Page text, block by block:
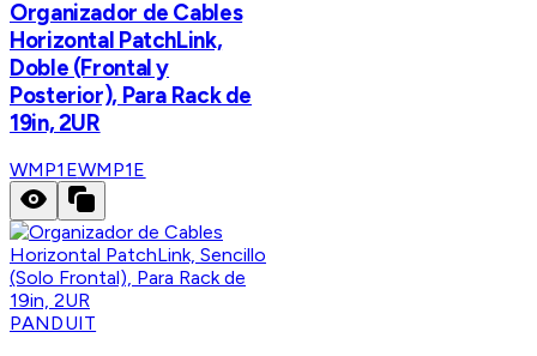
Organizador de Cables
Horizontal PatchLink,
Doble (Frontal y
Posterior), Para Rack de
19in, 2UR
WMP1EWMP1E
PANDUIT